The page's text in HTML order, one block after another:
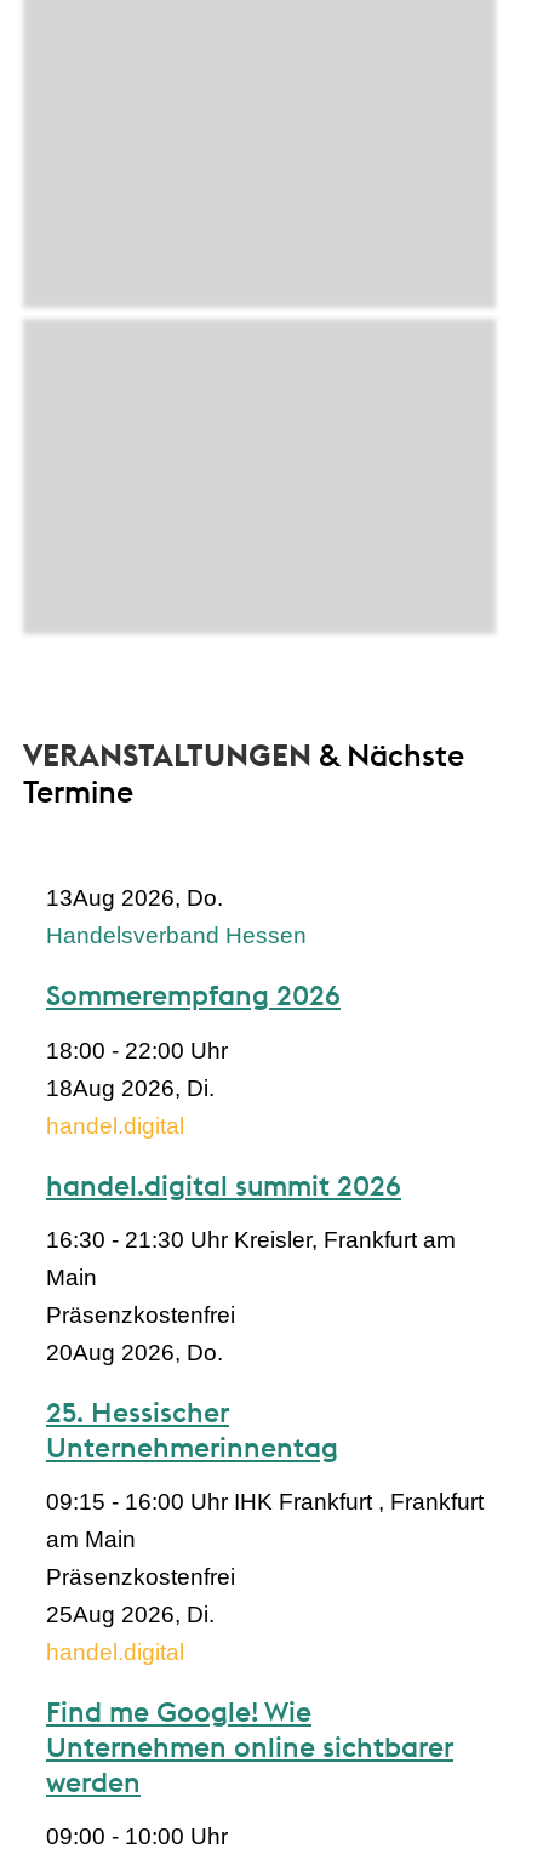
VERANSTALTUNGEN & Nächste
Termine
13Aug 2026, Do.
Handelsverband Hessen
Sommerempfang 2026
18:00 - 22:00 Uhr
18Aug 2026, Di.
handel.digital
handel.digital summit 2026
16:30 - 21:30 Uhr Kreisler, Frankfurt am
Main
Präsenzkostenfrei
20Aug 2026, Do.
25. Hessischer
Unternehmerinnentag
09:15 - 16:00 Uhr IHK Frankfurt , Frankfurt
am Main
Präsenzkostenfrei
25Aug 2026, Di.
handel.digital
Find me Google! Wie
Unternehmen online sichtbarer
werden
09:00 - 10:00 Uhr